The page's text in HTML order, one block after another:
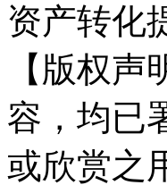
资产转化
【版权
容，均已
或欣赏之